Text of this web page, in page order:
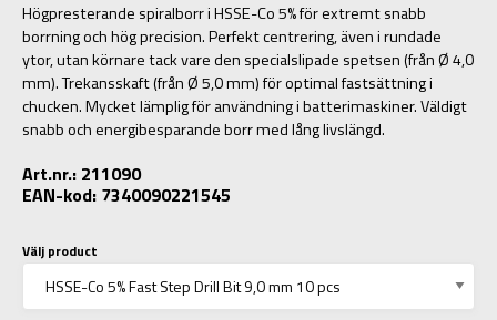
Högpresterande spiralborr i HSSE-Co 5% för extremt snabb
borrning och hög precision. Perfekt centrering, även i rundade
ytor, utan körnare tack vare den specialslipade spetsen (från Ø 4,0
mm). Trekansskaft (från Ø 5,0 mm) för optimal fastsättning i
chucken. Mycket lämplig för användning i batterimaskiner. Väldigt
snabb och energibesparande borr med lång livslängd.
Art.nr.: 211090
EAN-kod: 7340090221545
Välj product